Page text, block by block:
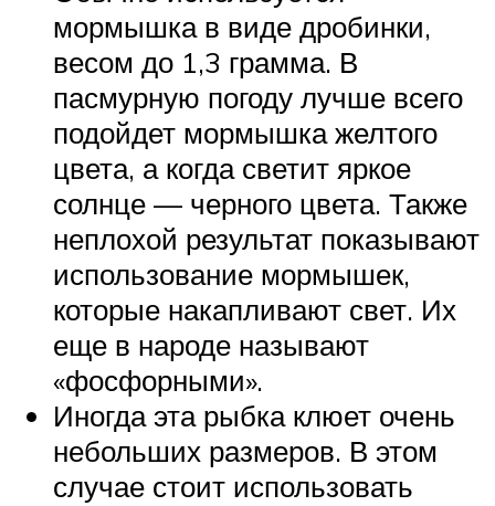
мормышка в виде дробинки,
весом до 1,3 грамма. В
пасмурную погоду лучше всего
подойдет мормышка желтого
цвета, а когда светит яркое
солнце — черного цвета. Также
неплохой результат показывают
использование мормышек,
которые накапливают свет. Их
еще в народе называют
«фосфорными».
Иногда эта рыбка клюет очень
небольших размеров. В этом
случае стоит использовать